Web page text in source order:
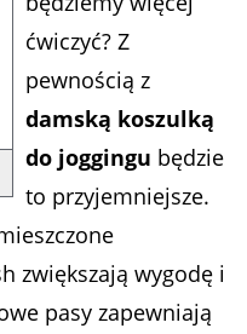
ćwiczyć? Z
pewnością z
damską koszulką
do joggingu będzie
to przyjemniejsze.
zwiększają wygodę i
pasy zapewniają